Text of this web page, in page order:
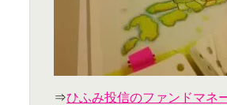
⇒ひふみ投信のファンドマネ